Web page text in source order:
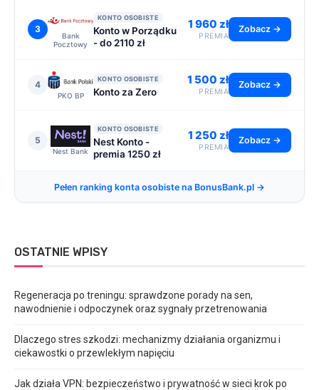
3
Bank
Pocztowy
KONTO OSOBISTE
Konto w Porządku
- do 2110 zł
1 960 zł
PREMIA
Zobacz →
4
PKO BP
KONTO OSOBISTE
Konto za Zero
1 500 zł
PREMIA
Zobacz →
5
Nest Bank
KONTO OSOBISTE
Nest Konto -
premia 1250 zł
1 250 zł
PREMIA
Zobacz →
Pełen ranking konta osobiste na BonusBank.pl →
OSTATNIE WPISY
Regeneracja po treningu: sprawdzone porady na sen,
nawodnienie i odpoczynek oraz sygnały przetrenowania
Dlaczego stres szkodzi: mechanizmy działania organizmu i
ciekawostki o przewlekłym napięciu
Jak działa VPN: bezpieczeństwo i prywatność w sieci krok po